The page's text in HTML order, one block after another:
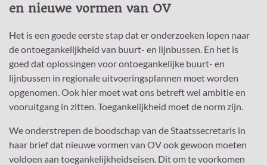
en nieuwe vormen van OV
Het is een goede eerste stap dat er onderzoeken lopen naar
de ontoegankelijkheid van buurt- en lijnbussen. En het is
goed dat oplossingen voor ontoegankelijke buurt- en
lijnbussen in regionale uitvoeringsplannen moet worden
opgenomen. Ook hier moet wat ons betreft wel ambitie en
vooruitgang in zitten. Toegankelijkheid moet de norm zijn.
We onderstrepen de boodschap van de Staatssecretaris in
haar brief dat nieuwe vormen van OV ook gewoon moeten
voldoen aan toegankelijkheidseisen. Dit om te voorkomen